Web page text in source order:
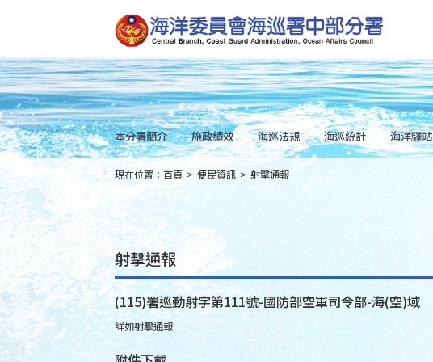
到
主
要
內
容
Skip
to
main
content
本分署簡介 施政績效 海巡法規 海巡統計 海洋驛站
::: 現在位置： 首頁 > 便民資訊 > 射擊通報
射擊通報
(115)署巡勤射字第111號-國防部空軍司令部-海(空)域
詳如射擊通報